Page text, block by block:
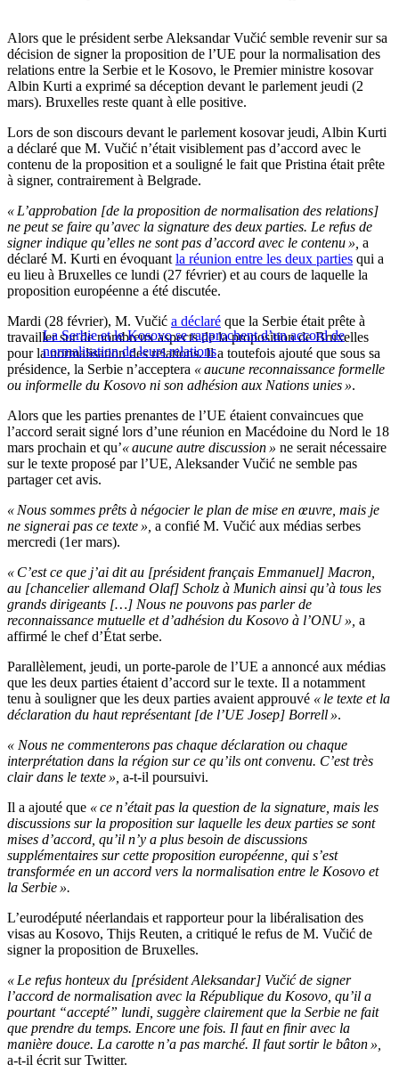
Alors que le président serbe Aleksandar Vučić semble revenir sur sa
décision de signer la proposition de l’UE pour la normalisation des
relations entre la Serbie et le Kosovo, le Premier ministre kosovar
Albin Kurti a exprimé sa déception devant le parlement jeudi (2
mars). Bruxelles reste quant à elle positive.
Lors de son discours devant le parlement kosovar jeudi, Albin Kurti
a déclaré que M. Vučić n’était visiblement pas d’accord avec le
contenu de la proposition et a souligné le fait que Pristina était prête
à signer, contrairement à Belgrade.
« L’approbation [de la proposition de normalisation des relations]
ne peut se faire qu’avec la signature des deux parties. Le refus de
signer indique qu’elles ne sont pas d’accord avec le contenu », a
déclaré M. Kurti en évoquant la réunion entre les deux parties qui a
eu lieu à Bruxelles ce lundi (27 février) et au cours de laquelle la
proposition européenne a été discutée.
La Serbie et le Kosovo se rapprochent d’un accord de
normalisation de leurs relations
Mardi (28 février), M. Vučić a déclaré que la Serbie était prête à
travailler sur de nombreux aspects de la proposition de Bruxelles
pour la normalisation des relations. Il a toutefois ajouté que sous sa
présidence, la Serbie n’acceptera « aucune reconnaissance formelle
ou informelle du Kosovo ni son adhésion aux Nations unies ».
Alors que les parties prenantes de l’UE étaient convaincues que
l’accord serait signé lors d’une réunion en Macédoine du Nord le 18
mars prochain et qu’« aucune autre discussion » ne serait nécessaire
sur le texte proposé par l’UE, Aleksander Vučić ne semble pas
partager cet avis.
« Nous sommes prêts à négocier le plan de mise en œuvre, mais je
ne signerai pas ce texte », a confié M. Vučić aux médias serbes
mercredi (1er mars).
« C’est ce que j’ai dit au [président français Emmanuel] Macron,
au [chancelier allemand Olaf] Scholz à Munich ainsi qu’à tous les
grands dirigeants […] Nous ne pouvons pas parler de
reconnaissance mutuelle etd’adhésion du Kosovo à l’ONU », a
affirmé le chef d’État serbe.
Parallèlement, jeudi, un porte-parole de l’UE a annoncé aux médias
que les deux parties étaient d’accord sur le texte. Il a notamment
tenu à souligner que les deux parties avaient approuvé « le texte et la
déclaration du haut représentant [de l’UE Josep] Borrell ».
« Nous ne commenterons pas chaque déclaration ou chaque
interprétation dans la région sur ce qu’ils ont convenu. C’est très
clair dans le texte », a-t-il poursuivi.
Il a ajouté que « ce n’était pas la question de la signature, mais les
discussions sur la proposition sur laquelle les deux parties se sont
mises d’accord, qu’il n’y a plus besoin de discussions
supplémentaires sur cette proposition européenne, qui s’est
transformée en un accord vers la normalisation entre le Kosovo et
la Serbie ».
L’eurodéputé néerlandais et rapporteur pour la libéralisation des
visas au Kosovo, Thijs Reuten, a critiqué le refus de M. Vučić de
signer la proposition de Bruxelles.
« Le refus honteux du [président Aleksandar] Vučić de signer
l’accord de normalisation avec la République du Kosovo, qu’il a
pourtant “accepté” lundi, suggère clairement que la Serbie ne fait
que prendre du temps. Encore une fois. Il faut en finir avec la
manière douce. La carotte n’a pas marché. Il faut sortir le bâton »,
a-t-il écrit sur Twitter.